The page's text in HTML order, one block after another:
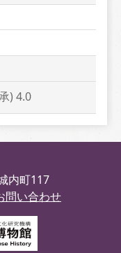
) 4.0
内町117
問い合わせ